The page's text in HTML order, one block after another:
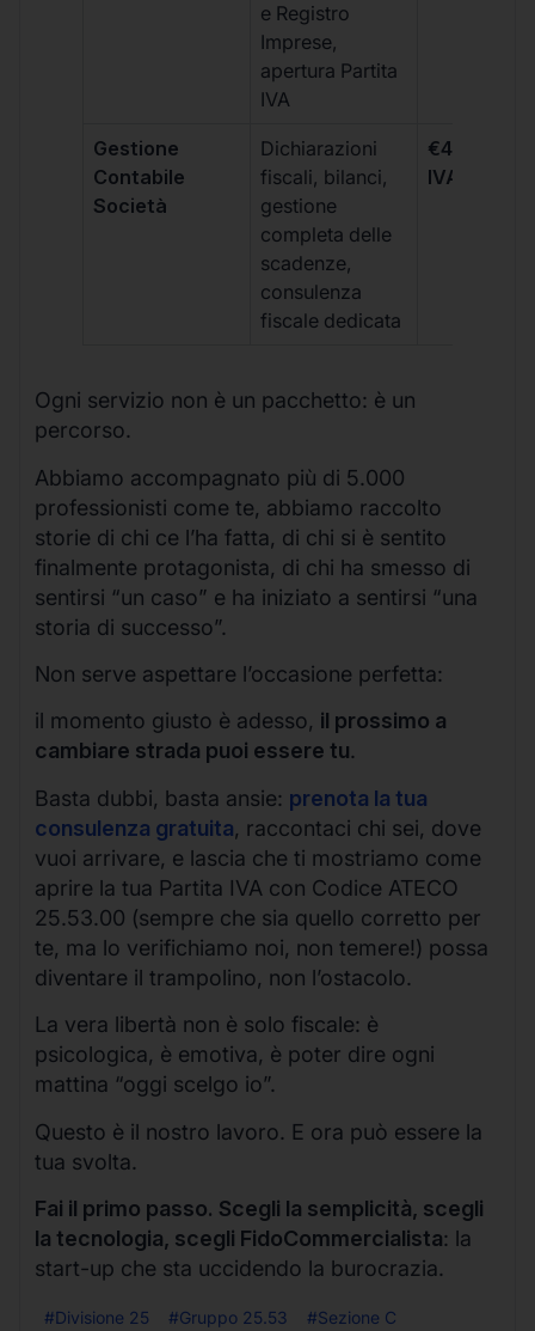
e Registro
Imprese,
apertura Partita
IVA
Gestione
Contabile
Società
Dichiarazioni
fiscali, bilanci,
gestione
completa delle
scadenze,
consulenza
fiscale dedicata
€499 +
IVA/
Ogni servizio non è un pacchetto: è un
percorso.
Abbiamo accompagnato più di 5.000
professionisti come te, abbiamo raccolto
storie di chi ce l’ha fatta, di chi si è sentito
finalmente protagonista, di chi ha smesso di
sentirsi “un caso” e ha iniziato a sentirsi “una
storia di successo”.
Non serve aspettare l’occasione perfetta:
il momento giusto è adesso, il prossimo a
cambiare strada puoi essere tu.
Basta dubbi, basta ansie: prenota la tua
consulenza gratuita, raccontaci chi sei, dove
vuoi arrivare, e lascia che ti mostriamo come
aprire la tua Partita IVA con Codice ATECO
25.53.00 (sempre che sia quello corretto per
te, ma lo verifichiamo noi, non temere!) possa
diventare il trampolino, non l’ostacolo.
La vera libertà non è solo fiscale: è
psicologica, è emotiva, è poter dire ogni
mattina “oggi scelgo io”.
Questo è il nostro lavoro. E ora può essere la
tua svolta.
Fai il primo passo. Scegli la semplicità, scegli
la tecnologia, scegli FidoCommercialista: la
start-up che sta uccidendo la burocrazia.
#Divisione 25 #Gruppo 25.53 #Sezione C